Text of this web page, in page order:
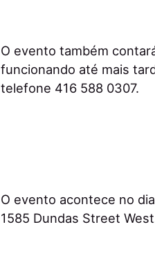
O evento também
funcionando até mais
telefone 416 588 0307.
O evento acontece no
1585 Dundas Street